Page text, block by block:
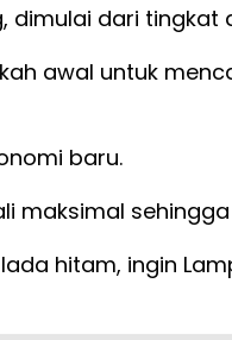
dimulai dari tingkat
awal untuk
baru.
maksimal
hitam, ingin